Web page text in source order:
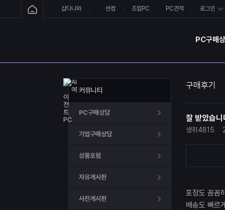
샵다나와 싼컴 조립PC PC견적 로그인
PC구매
커뮤니티
PC구매상담
기업구매상담
상품포럼
자유게시판
사진게시판
구매후기
잘 받았습니
생쥐4815
포장도 꼼꼼
배송도 빠르